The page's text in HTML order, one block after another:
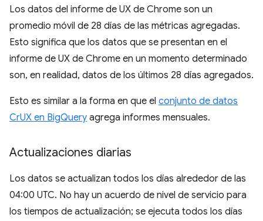
Los datos del informe de UX de Chrome son un
promedio móvil de 28 días de las métricas agregadas.
Esto significa que los datos que se presentan en el
informe de UX de Chrome en un momento determinado
son, en realidad, datos de los últimos 28 días agregados.
Esto es similar a la forma en que el conjunto de datos
CrUX en BigQuery agrega informes mensuales.
Actualizaciones diarias
Los datos se actualizan todos los días alrededor de las
04:00 UTC. No hay un acuerdo de nivel de servicio para
los tiempos de actualización; se ejecuta todos los días